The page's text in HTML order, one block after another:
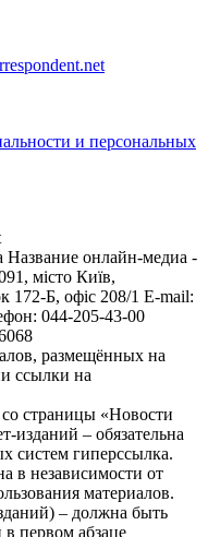
и персональных
Название онлайн-медиа -
місто Київ,
Б, офіс 208/1 E-mail:
044-205-43-00
размещённых на
ссылки на
страницы «Новости
изданий – обязательна
систем гиперссылка.
в независимости от
материалов.
– должна быть
первом абзаце